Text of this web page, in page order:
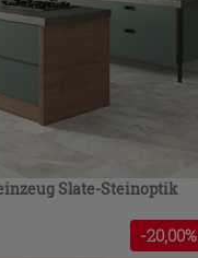
Slate-Steinoptik
-20,00%